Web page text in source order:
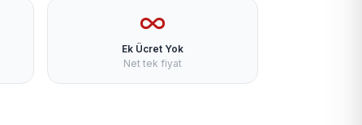
Ek Ücret Yok
Net tek fiyat